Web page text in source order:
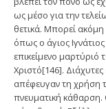
ως μέσο για την
θετικά. Μπορεί ακόμη
όπως ο άγιος
επικείμενο
Χριστό[146]. Διάχυτες
απέφευγαν τη χρήση
πνευματική κάθαρση.